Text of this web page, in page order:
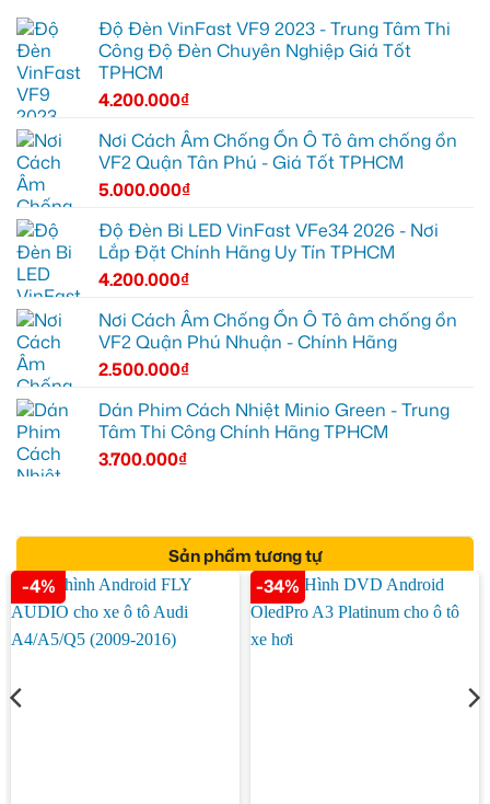
Độ Đèn VinFast VF9 2023 - Trung Tâm Thi
Công Độ Đèn Chuyên Nghiệp Giá Tốt
TPHCM
4.200.000₫
Nơi Cách Âm Chống Ồn Ô Tô âm chống ồn
VF2 Quận Tân Phú - Giá Tốt TPHCM
5.000.000₫
Độ Đèn Bi LED VinFast VFe34 2026 - Nơi
Lắp Đặt Chính Hãng Uy Tín TPHCM
4.200.000₫
Nơi Cách Âm Chống Ồn Ô Tô âm chống ồn
VF2 Quận Phú Nhuận - Chính Hãng
2.500.000₫
Dán Phim Cách Nhiệt Minio Green - Trung
Tâm Thi Công Chính Hãng TPHCM
3.700.000₫
Sản phẩm tương tự
-4% -34%